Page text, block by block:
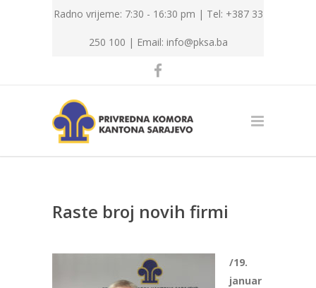
Radno vrijeme: 7:30 - 16:30 pm | Tel: +387 33
250 100 | Email: info@pksa.ba
Raste broj novih firmi
/19.
januar